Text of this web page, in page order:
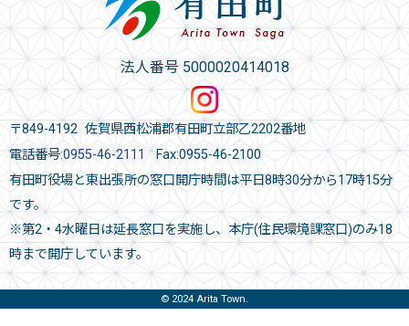
法人番号 5000020414018
〒849-4192 佐賀県西松浦郡有田町立部乙2202番地
電話番号:0955-46-2111 Fax:0955-46-2100
有田町役場と東出張所の窓口開庁時間は平日8時30分から17時15分
です。
※第2・4水曜日は延長窓口を実施し、本庁(住民環境課窓口)のみ18
時まで開庁しています。
© 2024 Arita Town.